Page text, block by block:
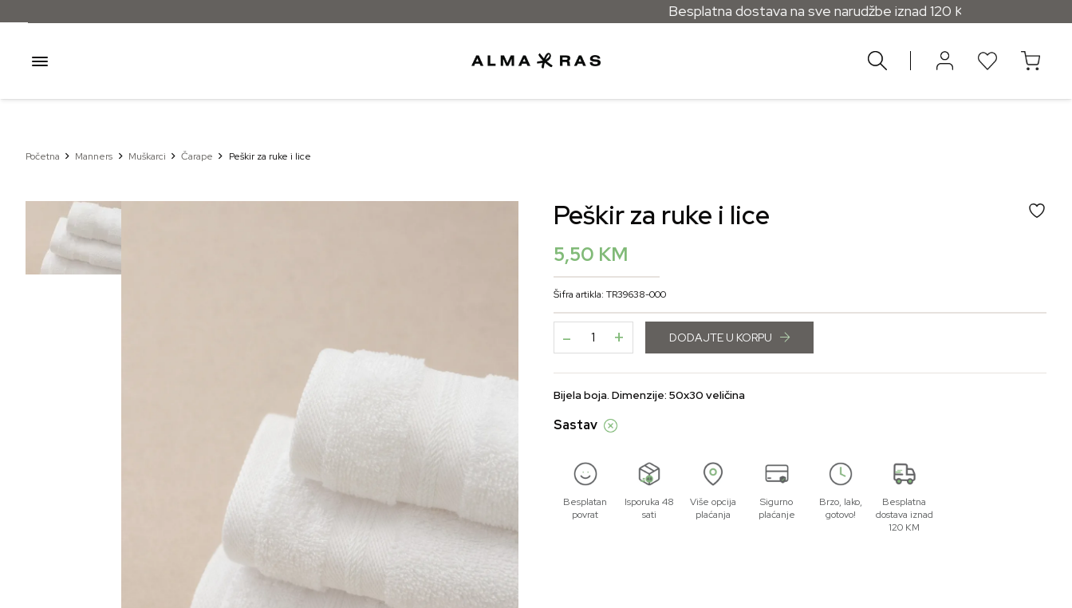
Besplatna dostava na sve narudžbe iznad 120 KM
Početna Manners Muškarci Čarape Peškir za ruke i lice
Peškir za ruke i lice
5,50 KM
Šifra artikla: TR39638-000
- + DODAJTE U KORPU
Bijela boja. Dimenzije: 50x30 veličina
Sastav
Besplatan
povrat
Isporuka 48
sati
Više opcija
plaćanja
Sigurno
plaćanje
Brzo, lako,
gotovo!
Besplatna
dostava iznad
120 KM